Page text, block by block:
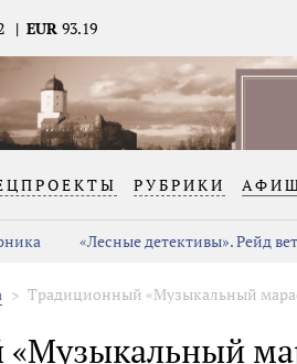
EUR 93.19
РУБРИКИ
«Лесные детективы». Рейд
Традиционный «Музыкальный